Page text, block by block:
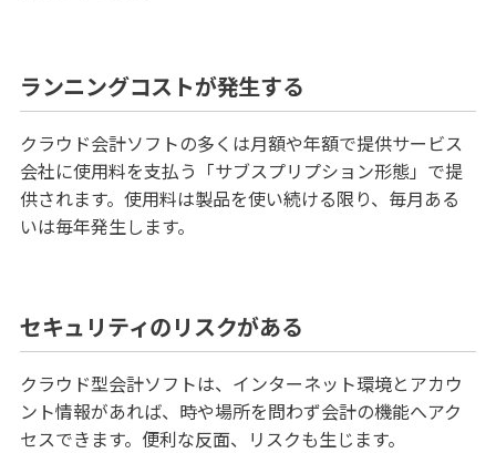
ランニングコストが発生する
クラウド会計ソフトの多くは月額や年額で提供サービス
会社に使用料を支払う「サブスプリプション形態」で提
供されます。使用料は製品を使い続ける限り、毎月ある
いは毎年発生します。
セキュリティのリスクがある
クラウド型会計ソフトは、インターネット環境とアカウ
ント情報があれば、時や場所を問わず会計の機能へアク
セスできます。便利な反面、リスクも生じます。